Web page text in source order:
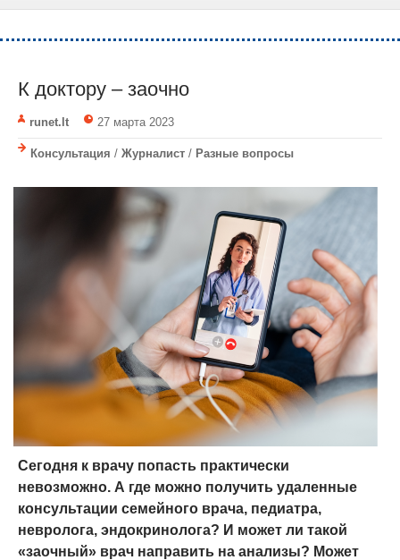
К доктору – заочно
runet.lt 27 марта 2023
Консультация / Журналист / Разные вопросы
Сегодня к врачу попасть практически
невозможно. А где можно получить удаленные
консультации семейного врача, педиатра,
невролога, эндокринолога? И может ли такой
«заочный» врач направить на анализы? Может